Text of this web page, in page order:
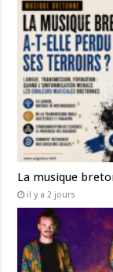
La musique
il y a 2 jours